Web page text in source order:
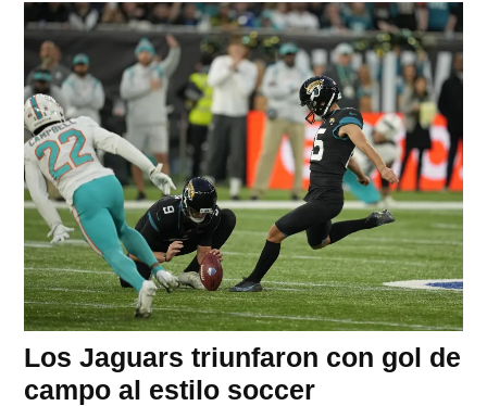
Los Jaguars triunfaron con gol de
campo al estilo soccer